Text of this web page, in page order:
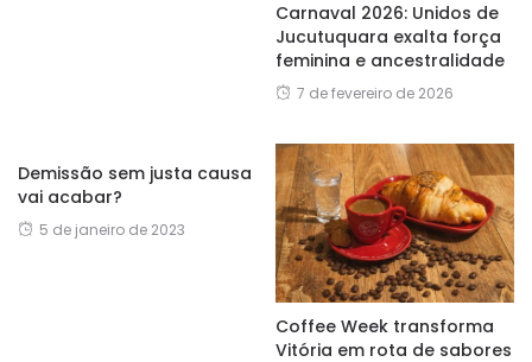
Carnaval 2026: Unidos de
Jucutuquara exalta força
feminina e ancestralidade
7 de fevereiro de 2026
Demissão sem justa causa
vai acabar?
5 de janeiro de 2023
Coffee Week transforma
Vitória em rota de sabores